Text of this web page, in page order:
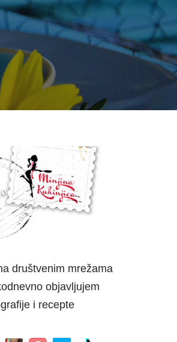
društvenim mrežama
objavljujem
i recepte